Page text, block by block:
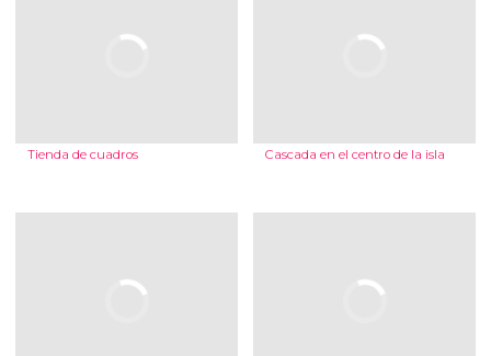
Tienda de cuadros Cascada en el centro de la isla